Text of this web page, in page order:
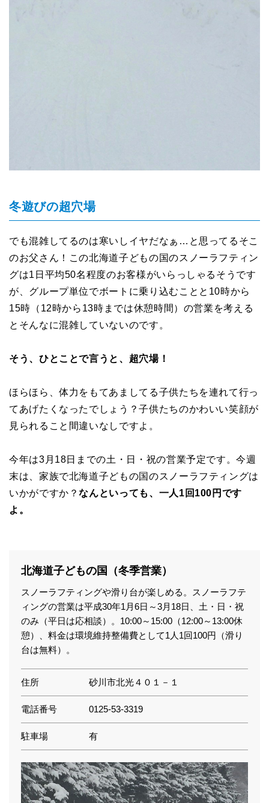
冬遊びの超穴場
でも混雑してるのは寒いしイヤだなぁ…と思ってるそこ
のお父さん！この北海道子どもの国のスノーラフティン
グは1日平均50名程度のお客様がいらっしゃるそうです
が、グループ単位でボートに乗り込むことと10時から
15時（12時から13時までは休憩時間）の営業を考える
とそんなに混雑していないのです。
そう、ひとことで言うと、超穴場！
ほらほら、体力をもてあましてる子供たちを連れて行っ
てあげたくなったでしょう？子供たちのかわいい笑顔が
見られること間違いなしですよ。
今年は3月18日までの土・日・祝の営業予定です。今週
末は、家族で北海道子どもの国のスノーラフティングは
いかがですか？なんといっても、一人1回100円です
よ。
北海道子どもの国（冬季営業）
スノーラフティングや滑り台が楽しめる。スノーラフテ
ィングの営業は平成30年1月6日～3月18日、土・日・祝
のみ（平日は応相談）。10:00～15:00（12:00～13:00休
憩）、料金は環境維持整備費として1人1回100円（滑り
台は無料）。
住所 砂川市北光４０１－１
電話番号 0125-53-3319
駐車場 有